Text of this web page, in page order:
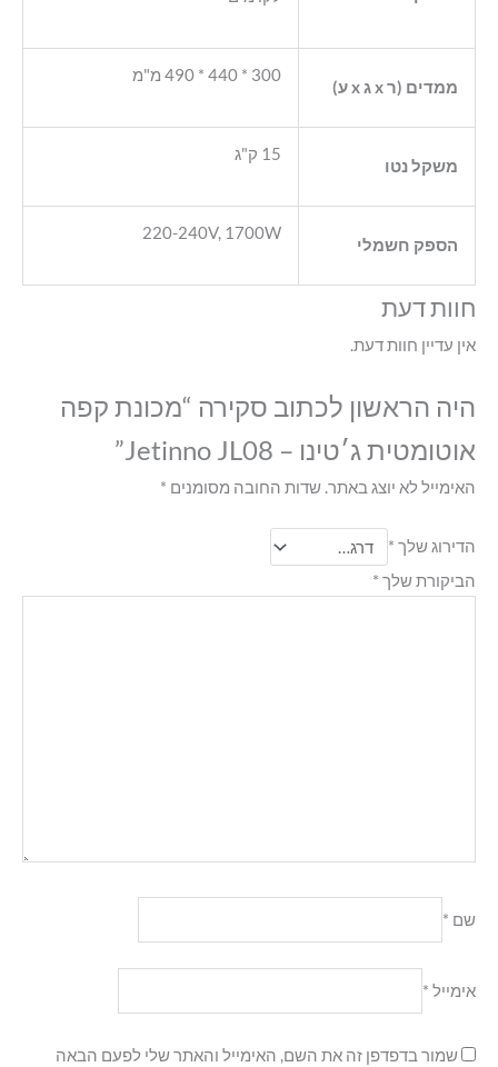
ממדים (ר x ג x ע)
300 * 440 * 490 מ"מ
משקל נטו
15 ק"ג
הספק חשמלי
220-240V, 1700W
חוות דעת
אין עדיין חוות דעת.
היה הראשון לכתוב סקירה “מכונת קפה
אוטומטית ג׳טינו – Jetinno JL08”
האימייל לא יוצג באתר. שדות החובה מסומנים *
הדירוג שלך *
הביקורת שלך *
שם *
אימייל *
שמור בדפדפן זה את השם, האימייל והאתר שלי לפעם הבאה